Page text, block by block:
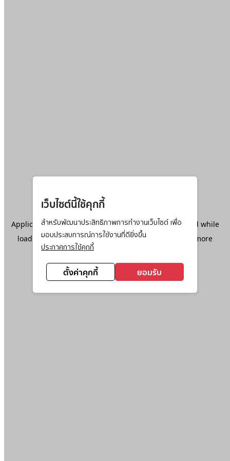
เว็บไซต์นี้ใช้คุกกี้
สำหรับพัฒนาประสิทธิภาพการทำงานเว็บไซต์ เพื่อ
มอบประสบการณ์การใช้งานที่ดียิ่งขึ้น
ประกาศการใช้คุกกี้
ตั้งค่าคุกกี้ ยอมรับ
Application error: aclient-side exception has occurred while
loadingwww.ktc.co.th(see the browser console
for more
information).